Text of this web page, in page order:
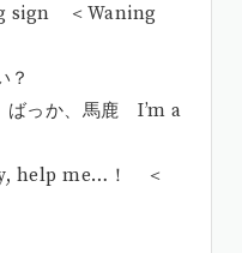
sign ＜Waning
？
ばっか、馬鹿 I’m a
help me…！ ＜